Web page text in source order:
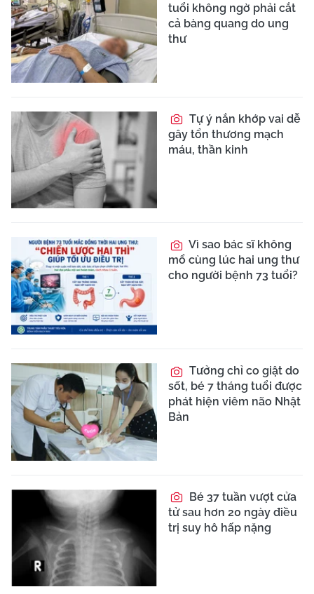
tuổi không ngờ phải cắt
cả bàng quang do ung
thư
Tự ý nắn khớp vai dễ
gây tổn thương mạch
máu, thần kinh
Vì sao bác sĩ không
mổ cùng lúc hai ung thư
cho người bệnh 73 tuổi?
Tưởng chỉ co giật do
sốt, bé 7 tháng tuổi được
phát hiện viêm não Nhật
Bản
Bé 37 tuần vượt cửa
tử sau hơn 20 ngày điều
trị suy hô hấp nặng